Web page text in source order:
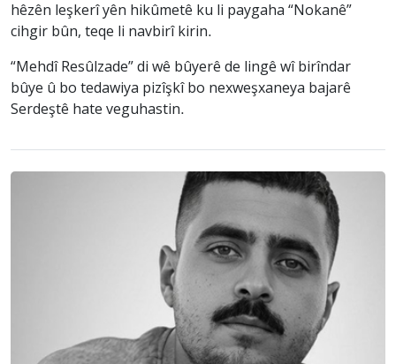
hêzên leşkerî yên hikûmetê ku li paygaha “Nokanê”
cihgir bûn, teqe li navbirî kirin.
“Mehdî Resûlzade” di wê bûyerê de lingê wî birîndar
bûye û bo tedawiya pizîşkî bo nexweşxaneya bajarê
Serdeştê hate veguhastin.